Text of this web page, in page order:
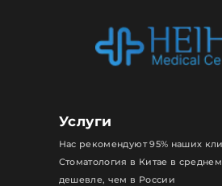
Услуги
Нас рекомендуют 95% наших
Стоматология в Китае в среднем
дешевле, чем в России